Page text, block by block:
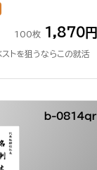
100枚 1,870円
トを狙うならこの就活
b-0814qr